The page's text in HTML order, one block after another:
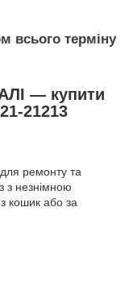
всього терміну
— купити
21213
ремонту та
з незнімною
кошик або за